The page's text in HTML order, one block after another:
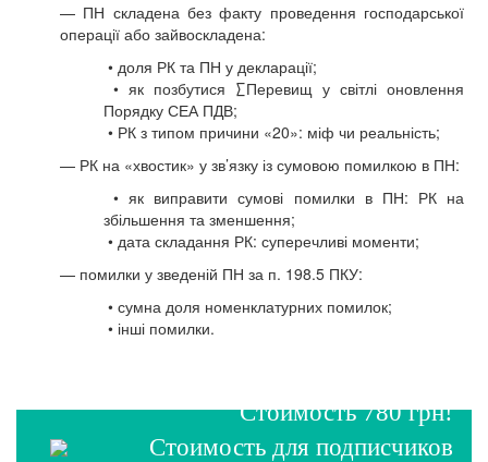
— ПН складена без факту проведення господарської
операції або зайвоскладена:
• доля РК та ПН у декларації;
• як позбутися ∑Перевищ у світлі оновлення
Порядку СЕА ПДВ;
• РК з типом причини «20»: міф чи реальність;
— РК на «хвостик» у зв’язку із сумовою помилкою в ПН:
• як виправити сумові помилки в ПН: РК на
збільшення та зменшення;
• дата складання РК: суперечливі моменти;
— помилки у зведеній ПН за п. 198.5 ПКУ:
• сумна доля номенклатурних помилок;
• інші помилки.
Стоимость 780 грн!
Стоимость для подписчиков